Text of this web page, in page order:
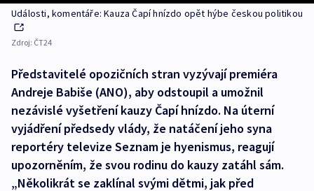
Události, komentáře: Kauza Čapí hnízdo opět hýbe českou politikou
Zdroj: ČT24
Představitelé opozičních stran vyzývají premiéra
Andreje Babiše (ANO), aby odstoupil a umožnil
nezávislé vyšetření kauzy Čapí hnízdo. Na úterní
vyjádření předsedy vlády, že natáčení jeho syna
reportéry televize Seznam je hyenismus, reagují
upozorněním, že svou rodinu do kauzy zatáhl sám.
„Několikrát se zaklínal svými dětmi, jak před